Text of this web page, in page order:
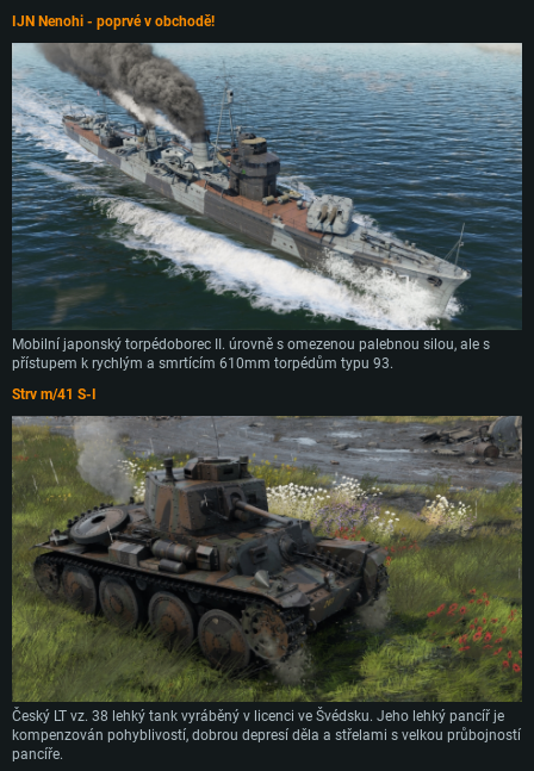
IJN Nenohi - poprvé v obchodě!
Mobilní japonský torpédoborec II. úrovně s omezenou palebnou silou, ale s
přístupem k rychlým a smrtícím 610mm torpédům typu 93.
Strv m/41 S-I
Český LT vz. 38 lehký tank vyráběný v licenci ve Švédsku. Jeho lehký pancíř je
kompenzován pohyblivostí, dobrou depresí děla a střelami s velkou průbojností
pancíře.